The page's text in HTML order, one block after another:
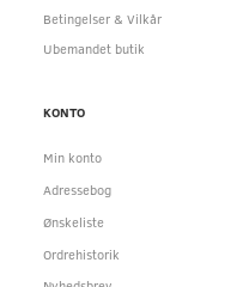
Betingelser & Vilkår
Ubemandet butik
KONTO
Min konto
Adressebog
Ønskeliste
Ordrehistorik